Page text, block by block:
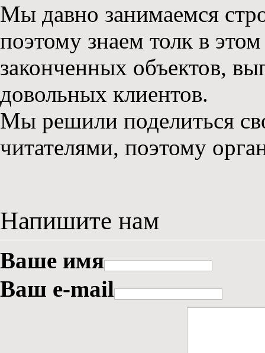
Мы давно занимаемся
поэтому знаем толк в
законченных объектов,
довольных клиентов.
Мы решили поделиться
читателями, поэтому
Напишите нам
Ваше имя
Ваш e-mail